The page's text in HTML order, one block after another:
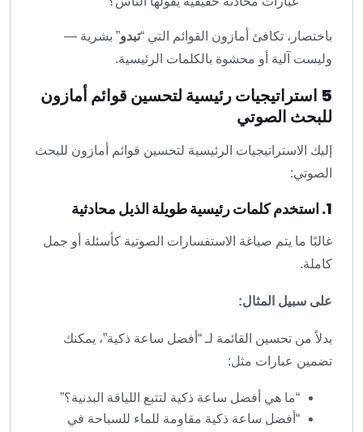
باختصار، تكافئ أمازون القوائم التي “تبدو” بشرية —
وليست آلية أو محشوة بالكلمات الرئيسية.
5 استراتيجيات رئيسية لتحسين قوائم أمازون
للبحث الصوتي
إليك الاستراتيجيات الرئيسية لتحسين قوائم أمازون للبحث
الصوتي:
1. استخدم كلمات رئيسية طويلة الذيل محادثية
غالبًا ما يتم صياغة الاستفسارات الصوتية كأسئلة أو جمل
كاملة.
على سبيل المثال:
بدلاً من تحسين القائمة لـ “أفضل ساعة ذكية”، يمكنك
تضمين عبارات مثل:
“ما هي أفضل ساعة ذكية لتتبع اللياقة البدنية؟”
“أفضل ساعة ذكية مقاومة للماء للسباحة في